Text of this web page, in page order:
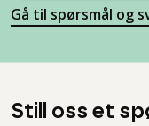
Gå til spørsmål og
Still oss et